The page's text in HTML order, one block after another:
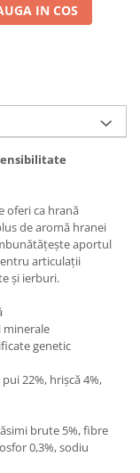
IN COS
oferi ca hrană
de aromă hranei
aportul
articulaţii
şi ierburi.
genetic
22%, hrişcă 4%,
brute 5%, fibre
0,3%, sodiu